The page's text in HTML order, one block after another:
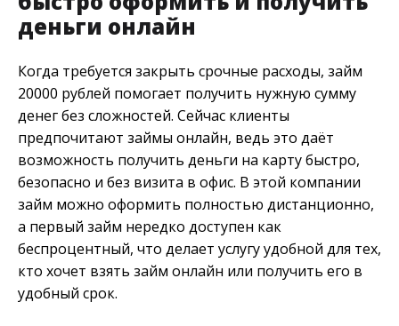
деньги онлайн
Когда требуется закрыть срочные расходы, займ
20000 рублей помогает получить нужную сумму
денег без сложностей. Сейчас клиенты
предпочитают займы онлайн, ведь это даёт
возможность получить деньги на карту быстро,
безопасно и без визита в офис. В этой компании
займ можно оформить полностью дистанционно,
а первый займ нередко доступен как
беспроцентный, что делает услугу удобной для тех,
кто хочет взять займ онлайн или получить его в
удобный срок.